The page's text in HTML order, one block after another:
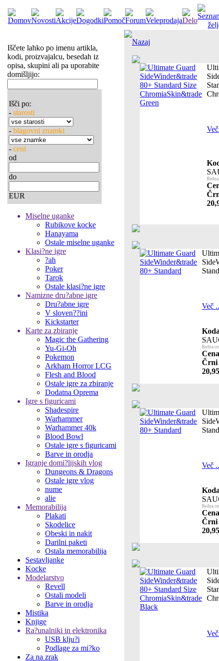
Iščete lahko po imenu artikla,
kodi, proizvajalcu, besedah iz
opisa, skupini ali pa uporabite
domišljijo:
Išči po:
- starosti
- blagovni znamki
- ceni
od
do
EUR
Miselne uganke
Rubikove kocke
Hanayama
Ostale miselne uganke
Klasi?ne igre
?ah
Poker
Tarok
Ostale klasi?ne igre
Namizne dru?abne igre
Dru?abne igre
V sloven??ini
Kickstarter
Karte za zbiranje
Magic the Gathering
Yu-Gi-Oh
Pokemon
Arkham Horror LCG
Flesh and Blood
Ostale igre za zbiranje
Dodatna Oprema
Igre s figuricami
Shadespire
Warhammer
Warhammer 40k
Blood Bowl
Ostale igre s figuricami
Barve in orodja
Igranje domi?lijskih vlog
Dungeons & Dragons
Ostale igre vlog
nume
alie
Memorabilija
Plakati
Skodelice
Obeski in nakit
Darilni paketi
Ostala memorabilija
Sestavljanke
Kocke
Modelarstvo
Revell
Ostali modeli
Barve in orodja
Mistika
Knjige
Ra?unalniki in elektronika
USB klju?i
Podlage za mi?ko
Za na zrak
Nazaj
Več
Redna
Več
Redna